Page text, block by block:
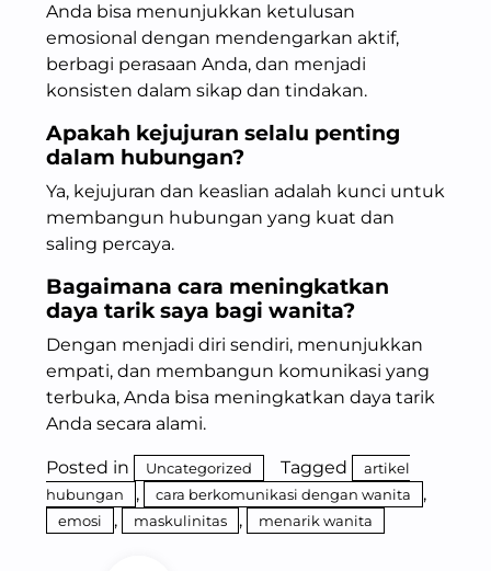
Anda bisa menunjukkan ketulusan
emosional dengan mendengarkan aktif,
berbagi perasaan Anda, dan menjadi
konsisten dalam sikap dan tindakan.
Apakah kejujuran selalu penting
dalam hubungan?
Ya, kejujuran dan keaslian adalah kunci untuk
membangun hubungan yang kuat dan
saling percaya.
Bagaimana cara meningkatkan
daya tarik saya bagi wanita?
Dengan menjadi diri sendiri, menunjukkan
empati, dan membangun komunikasi yang
terbuka, Anda bisa meningkatkan daya tarik
Anda secara alami.
Posted in Uncategorized Tagged
artikel
hubungan
, cara berkomunikasi dengan wanita ,
emosi , maskulinitas , menarik wanita